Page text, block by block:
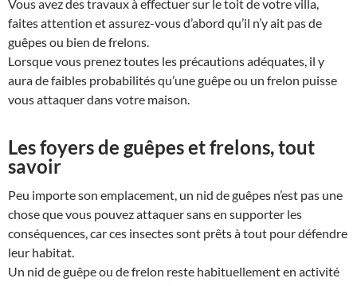
Vous avez des travaux à effectuer sur le toit de votre villa,
faites attention et assurez-vous d’abord qu’il n’y ait pas de
guêpes ou bien de frelons.
Lorsque vous prenez toutes les précautions adéquates, il y
aura de faibles probabilités qu’une guêpe ou un frelon puisse
vous attaquer dans votre maison.
Les foyers de guêpes et frelons, tout
savoir
Peu importe son emplacement, un nid de guêpes n’est pas une
chose que vous pouvez attaquer sans en supporter les
conséquences, car ces insectes sont prêts à tout pour défendre
leur habitat.
Un nid de guêpe ou de frelon reste habituellement en activité